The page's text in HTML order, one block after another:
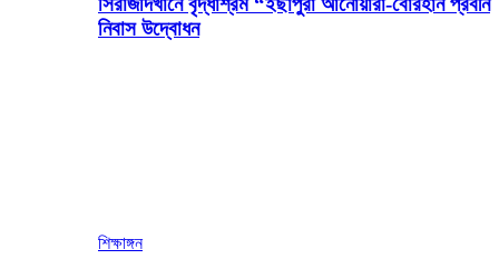
নিবাস উদ্বোধন
শিক্ষাঙ্গন